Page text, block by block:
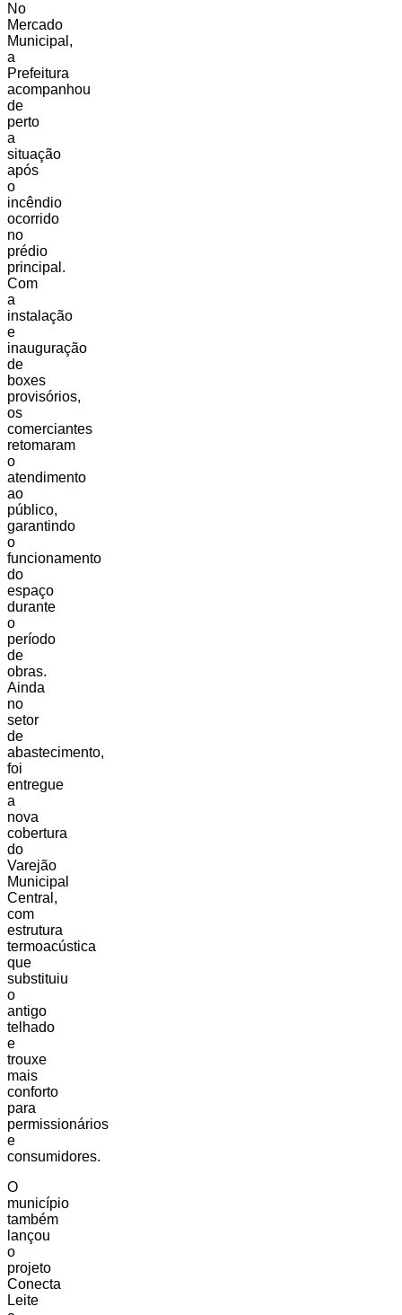
No
Mercado
Municipal,
a
Prefeitura
acompanhou
de
perto
a
situação
após
o
incêndio
ocorrido
no
prédio
principal.
Com
a
instalação
e
inauguração
de
boxes
provisórios,
os
comerciantes
retomaram
o
atendimento
ao
público,
garantindo
o
funcionamento
do
espaço
durante
o
período
de
obras.
Ainda
no
setor
de
abastecimento,
foi
entregue
a
nova
cobertura
do
Varejão
Municipal
Central,
com
estrutura
termoacústica
que
substituiu
o
antigo
telhado
e
trouxe
mais
conforto
para
permissionários
e
consumidores.
O
município
também
lançou
o
projeto
Conecta
Leite